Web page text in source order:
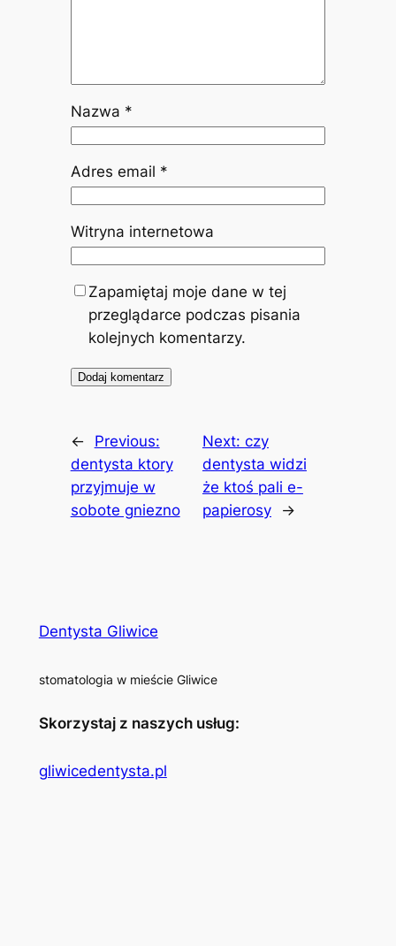
Nazwa *
Adres email *
Witryna internetowa
Zapamiętaj moje dane w tej
przeglądarce podczas pisania
kolejnych komentarzy.
←
Previous:
dentysta ktory
przyjmuje w
sobote gniezno
Next: czy
dentysta widzi
że ktoś pali e-
papierosy
→
Dentysta Gliwice
stomatologia w mieście Gliwice
Skorzystaj z naszych usług:
gliwicedentysta.pl